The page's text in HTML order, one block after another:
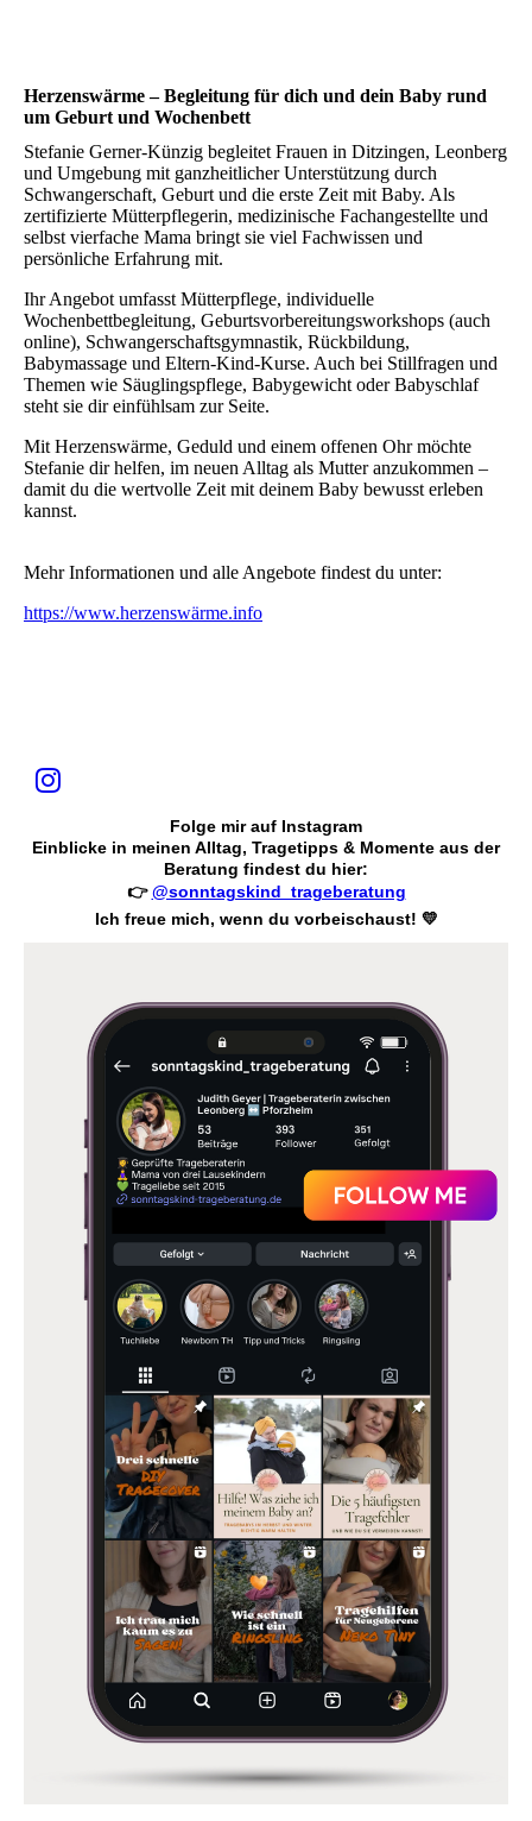
Herzenswärme – Begleitung für dich und dein Baby rund
um Geburt und Wochenbett
Stefanie Gerner-Künzig begleitet Frauen in Ditzingen, Leonberg
und Umgebung mit ganzheitlicher Unterstützung durch
Schwangerschaft, Geburt und die erste Zeit mit Baby. Als
zertifizierte Mütterpflegerin, medizinische Fachangestellte und
selbst vierfache Mama bringt sie viel Fachwissen und
persönliche Erfahrung mit.
Ihr Angebot umfasst Mütterpflege, individuelle
Wochenbettbegleitung, Geburtsvorbereitungsworkshops (auch
online), Schwangerschaftsgymnastik, Rückbildung,
Babymassage und Eltern-Kind-Kurse. Auch bei Stillfragen und
Themen wie Säuglingspflege, Babygewicht oder Babyschlaf
steht sie dir einfühlsam zur Seite.
Mit Herzenswärme, Geduld und einem offenen Ohr möchte
Stefanie dir helfen, im neuen Alltag als Mutter anzukommen –
damit du die wertvolle Zeit mit deinem Baby bewusst erleben
kannst.
Mehr Informationen und alle Angebote findest du unter:
https://www.herzenswärme.info
Folge mir auf Instagram
Einblicke in meinen Alltag, Tragetipps & Momente aus der
Beratung findest du hier:
👉@sonntagskind_trageberatung
Ich freue mich, wenn du vorbeischaust! 💛